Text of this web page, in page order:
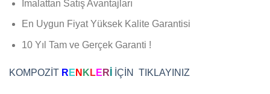
İmalattan Satış Avantajları
En Uygun Fiyat Yüksek Kalite Garantisi
10 Yıl Tam ve Gerçek Garanti !
KOMPOZİT R E N K LE R İÇİN TIKLAYINIZ